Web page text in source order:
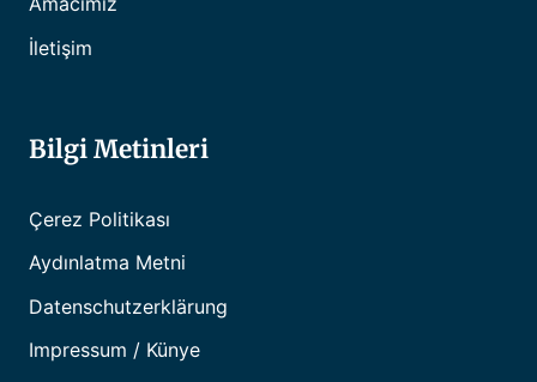
İletişim
Bilgi Metinleri
Çerez Politikası
Aydınlatma Metni
Datenschutzerklärung
Impressum / Künye